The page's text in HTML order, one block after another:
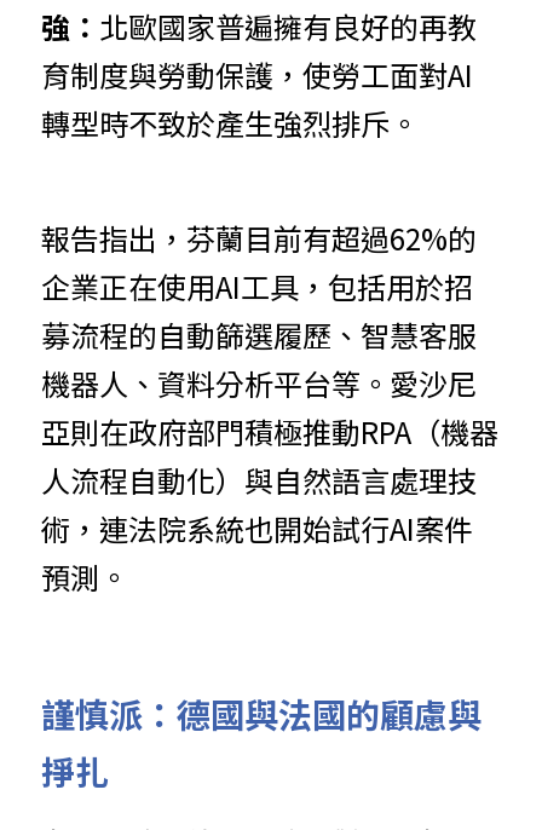
強： 北歐國家普遍擁有良好的再教
育制度與勞動保護，使勞工面對AI
轉型時不致於產生強烈排斥。
報告指出，芬蘭目前有超過62%的
企業正在使用AI工具，包括用於招
募流程的自動篩選履歷、智慧客服
機器人、資料分析平台等。愛沙尼
亞則在政府部門積極推動RPA（機器
人流程自動化）與自然語言處理技
術，連法院系統也開始試行AI案件
預測。
謹慎派：德國與法國的顧慮與
掙扎